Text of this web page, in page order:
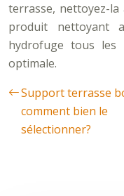
terrasse, nettoyez-
produit nettoyant
hydrofuge tous
optimale.
Support terrasse
comment bien le
sélectionner?